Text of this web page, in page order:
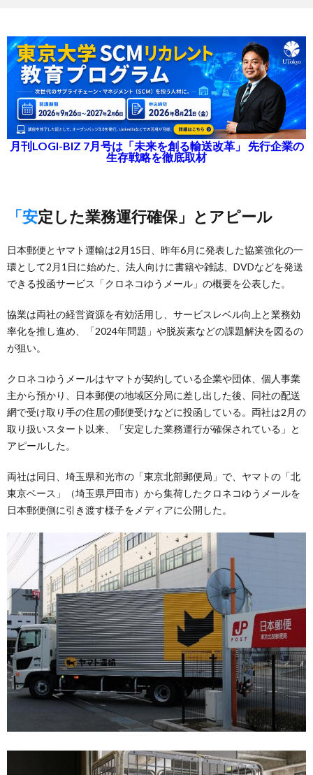
月刊LOGI-BIZ 7月号は「未来を創る輸送改革」 先行企業の
生存戦略を徹底取材
「安定した業務運行確保」とアピール
日本郵便とヤマト運輸は2月15日、昨年6月に発表した協業強化の一
環として2月1日に始めた、法人向けに書籍や雑誌、DVDなどを発送
できる投函サービス「クロネコゆうメール」の概要を公表した。
協業は両社の経営資源を有効活用し、サービスレベル向上と業務効
率化を推し進め、「2024年問題」や脱炭素などの課題解決を図るの
が狙い。
クロネコゆうメールはヤマトが契約している企業や団体、個人事業
主から預かり、日本郵便の地域区分局に差し出した後、同社の配送
網で受け取り手の住居の郵便受けなどに投函している。両社は2月の
取り扱いスタート以来、「安定した業務運行が確保されている」と
アピールした。
両社は同日、埼玉県和光市の「東京北部郵便局」で、ヤマトの「北
東京ベース」（埼玉県戸田市）から集荷したクロネコゆうメールを
日本郵便側に引き渡す様子をメディアに公開した。